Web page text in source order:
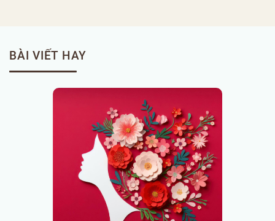
BÀI VIẾT HAY